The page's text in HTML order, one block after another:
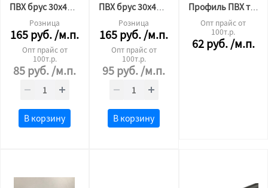
Розница
165руб./м.п.
Опт прайс от
100т.р.
85руб./м.п.
В корзину
Розница
165руб./м.п.
Опт прайс от
100т.р.
95руб./м.п.
В корзину
Профиль ПВХ теневой 2,5м (2,0)
Опт прайс от
100т.р.
62руб./м.п.